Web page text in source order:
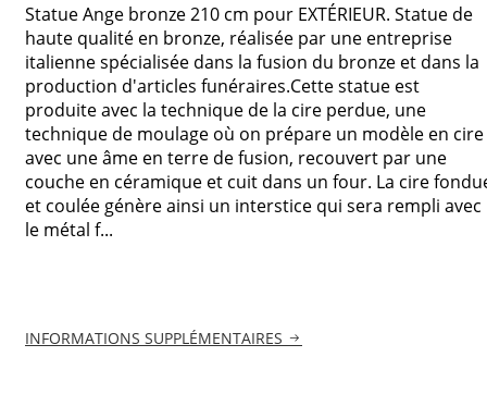
Statue Ange bronze 210 cm pour EXTÉRIEUR. Statue de
haute qualité en bronze, réalisée par une entreprise
italienne spécialisée dans la fusion du bronze et dans la
production d'articles funéraires.Cette statue est
produite avec la technique de la cire perdue, une
technique de moulage où on prépare un modèle en cire
avec une âme en terre de fusion, recouvert par une
couche en céramique et cuit dans un four. La cire
et coulée génère ainsi un interstice qui sera rempli avec
le métal f...
INFORMATIONS SUPPLÉMENTAIRES